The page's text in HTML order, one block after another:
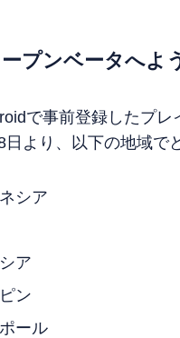
プンベータへよ
で事前登録したプ
日より、以下の地域で
シア
ア
ン
ール